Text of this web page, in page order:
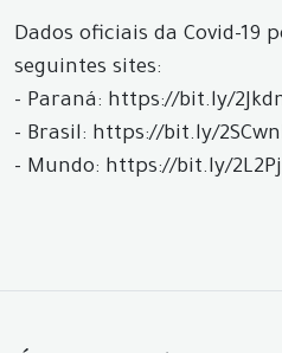
Dados oficiais da Covid-19
seguintes sites:
- Paraná: https://bit.ly/
- Brasil: https://bit.ly/
- Mundo: https://bit.ly/